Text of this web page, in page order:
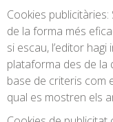
Cookies
de la forma més
si escau, l’editor
plataforma des de la
base de criteris com
qual es mostren els